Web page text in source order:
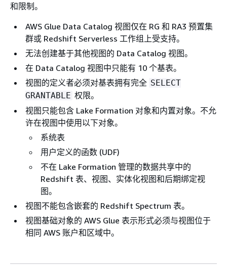
和限制。
AWS Glue Data Catalog 视图仅在 RG 和 RA3 预置集
群或 Redshift Serverless 工作组上受支持。
无法创建基于其他视图的 Data Catalog 视图。
在 Data Catalog 视图中只能有 10 个基表。
视图的定义者必须对基表拥有完全 SELECT
GRANTABLE 权限。
视图只能包含 Lake Formation 对象和内置对象。不允
许在视图中使用以下对象。
系统表
用户定义的函数 (UDF)
不在 Lake Formation 管理的数据共享中的
Redshift 表、视图、实体化视图和后期绑定视
图。
视图不能包含嵌套的 Redshift Spectrum 表。
视图基础对象的 AWS Glue 表示形式必须与视图位于
相同 AWS 账户和区域中。